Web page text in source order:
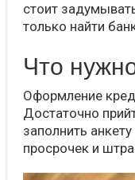
стоит
только найти
Что
Оформление
Достаточно
заполнить
просрочек и